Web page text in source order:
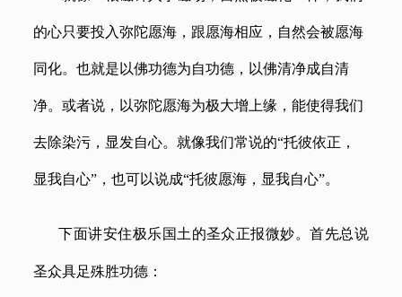
的心只要投入弥陀愿海，跟愿海相应，自然会被愿海
同化。也就是以佛功德为自功德，以佛清净成自清
净。或者说，以弥陀愿海为极大增上缘，能使得我们
去除染污，显发自心。就像我们常说的“托彼依正，
显我自心”，也可以说成“托彼愿海，显我自心”。
下面讲安住极乐国土的圣众正报微妙。首先总说
圣众具足殊胜功德：